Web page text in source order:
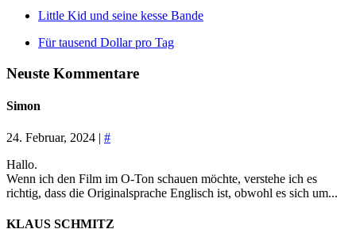
Little Kid und seine kesse Bande
Für tausend Dollar pro Tag
Neuste Kommentare
Simon
24. Februar, 2024 | #
Hallo.
Wenn ich den Film im O-Ton schauen möchte, verstehe ich es
richtig, dass die Originalsprache Englisch ist, obwohl es sich um...
KLAUS SCHMITZ